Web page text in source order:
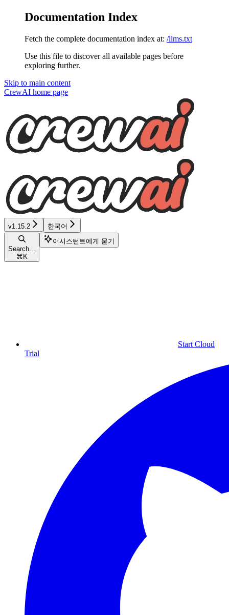
Documentation Index
Fetch the complete documentation index at: /llms.txt
Use this file to discover all available pages before
exploring further.
Skip to main content
CrewAI home page
v1.15.2 한국어
Search...
⌘ K
어시스턴트에게 묻기
Start Cloud
Trial